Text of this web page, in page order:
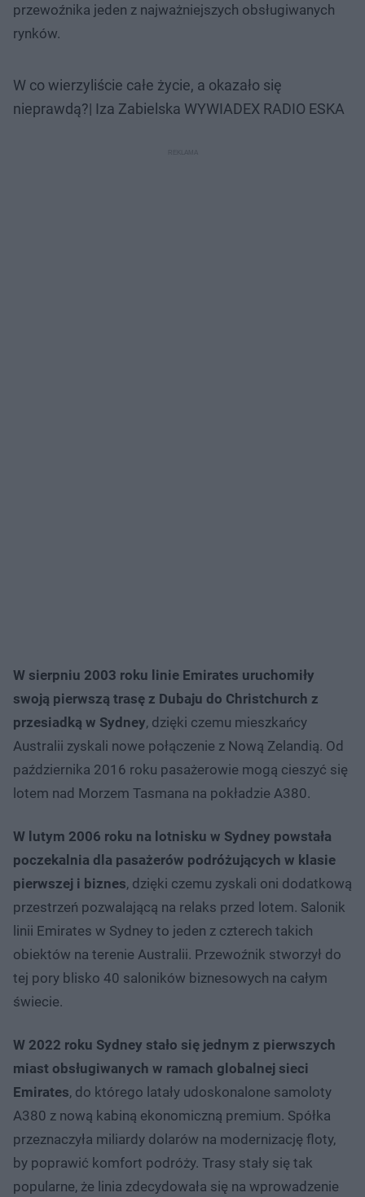
przewoźnika jeden z najważniejszych obsługiwanych
rynków.
W co wierzyliście całe życie, a okazało się
nieprawdą?| Iza Zabielska WYWIADEX RADIO ESKA
W sierpniu 2003 roku linie Emirates uruchomiły
swoją pierwszą trasę z Dubaju do Christchurch z
przesiadką w Sydney, dzięki czemu mieszkańcy
Australii zyskali nowe połączenie z Nową Zelandią. Od
października 2016 roku pasażerowie mogą cieszyć się
lotem nad Morzem Tasmana na pokładzie A380.
W lutym 2006 roku na lotnisku w Sydney powstała
poczekalnia dla pasażerów podróżujących w klasie
pierwszej i biznes, dzięki czemu zyskali oni dodatkową
przestrzeń pozwalającą na relaks przed lotem. Salonik
linii Emirates w Sydney to jeden z czterech takich
obiektów na terenie Australii. Przewoźnik stworzył do
tej pory blisko 40 saloników biznesowych na całym
świecie.
W 2022 roku Sydney stało się jednym z pierwszych
miast obsługiwanych w ramach globalnej sieci
Emirates, do którego latały udoskonalone samoloty
A380 z nową kabiną ekonomiczną premium. Spółka
przeznaczyła miliardy dolarów na modernizację floty,
by poprawić komfort podróży. Trasy stały się tak
popularne, że linia zdecydowała się na wprowadzenie